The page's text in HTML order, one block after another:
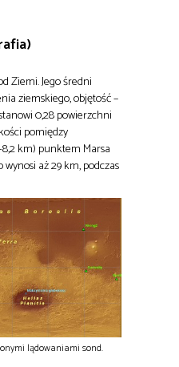
Ziemi. Jego średni
ziemskiego, objętość –
0,28 powierzchni
pomiędzy
km) punktem Marsa
aż 29 km, podczas
lądowaniami sond.